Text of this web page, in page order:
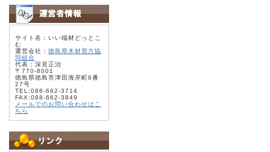
サイト名：いい端材どっとこ
む
運営会社： 徳島県木材買方協
同組合
代表：深見正治
〒770-8001
徳島県徳島市津田海岸町8番
27号
TEL:088-662-3714
FAX:088-662-3849
メールでのお問い合わせはこ
ちら